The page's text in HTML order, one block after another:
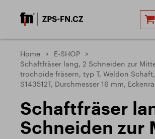
Home
E-SHOP
Schaftfräser lang, 2 Schneiden zur
trochoide fräsern, typ T, Weldon
S143512T, Durchmesser 16 mm,
Schaftfräser
Schneiden zur